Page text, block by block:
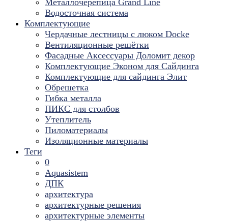
Металлочерепица Grand Line
Водосточная система
Комплектующие
Чердачные лестницы с люком Docke
Вентиляционные решётки
Фасадные Аксессуары Доломит декор
Комплектующие Эконом для Сайдинга
Комплектующие для cайдинга Элит
Обрешетка
Гибка металла
ПИКС для столбов
Утеплитель
Пиломатериалы
Изоляционные материалы
Теги
0
Aquasistem
ДПК
архитектура
архитектурные решения
архитектурные элементы